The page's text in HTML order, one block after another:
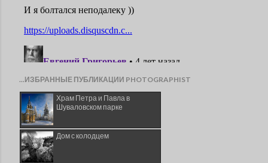
...ИЗБРАННЫЕ ПУБЛИКАЦИИ PHOTOGRAPHIST
Храм Петра и Павла в
Шуваловском парке
Дом с колодцем